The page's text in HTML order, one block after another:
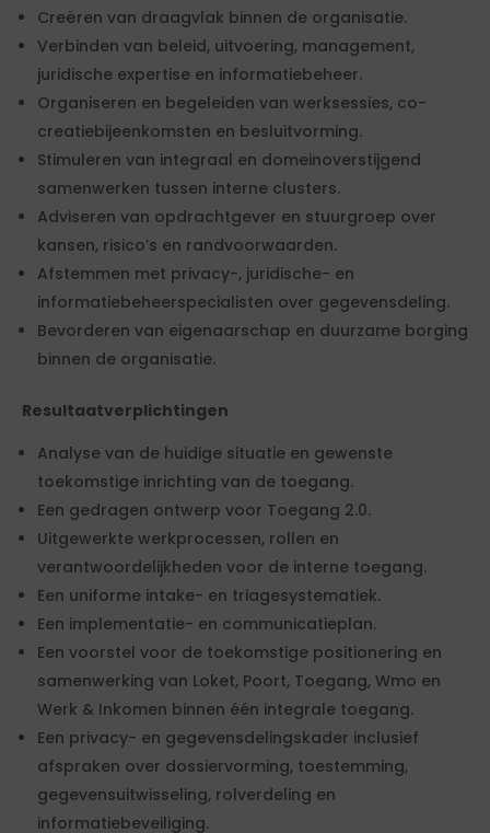
Creëren van draagvlak binnen de organisatie.
Verbinden van beleid, uitvoering, management,
juridische expertise en informatiebeheer.
Organiseren en begeleiden van werksessies, co-
creatiebijeenkomsten en besluitvorming.
Stimuleren van integraal en domeinoverstijgend
samenwerken tussen interne clusters.
Adviseren van opdrachtgever en stuurgroep over
kansen, risico’s en randvoorwaarden.
Afstemmen met privacy-, juridische- en
informatiebeheerspecialisten over gegevensdeling.
Bevorderen van eigenaarschap en duurzame borging
binnen de organisatie.
Resultaatverplichtingen
Analyse van de huidige situatie en gewenste
toekomstige inrichting van de toegang.
Een gedragen ontwerp voor Toegang 2.0.
Uitgewerkte werkprocessen, rollen en
verantwoordelijkheden voor de interne toegang.
Een uniforme intake- en triagesystematiek.
Een implementatie- en communicatieplan.
Een voorstel voor de toekomstige positionering en
samenwerking van Loket, Poort, Toegang, Wmo en
Werk & Inkomen binnen één integrale toegang.
Een privacy- en gegevensdelingskader inclusief
afspraken over dossiervorming, toestemming,
gegevensuitwisseling, rolverdeling en
informatiebeveiliging.